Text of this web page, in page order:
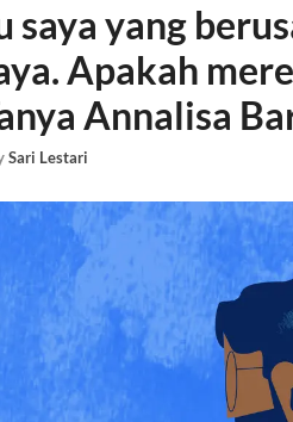
saya yang
Apakah
Annalisa
Sari Lestari